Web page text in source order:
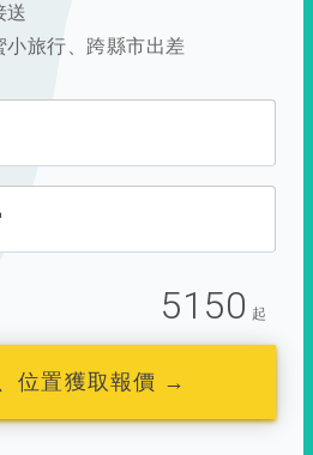
送
小旅行、跨縣市出差
5150 起
位置獲取報價 →